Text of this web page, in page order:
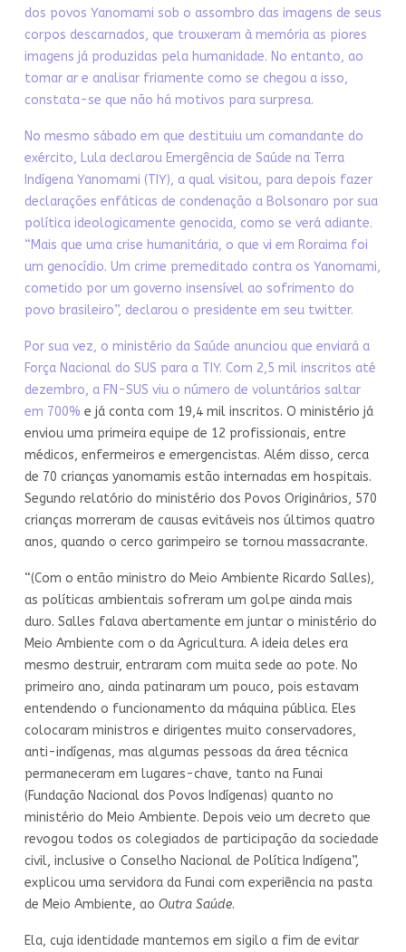
dos povos Yanomami sob o assombro das imagens de seus
corpos descarnados, que trouxeram à memória as piores
imagens já produzidas pela humanidade. No entanto, ao
tomar ar e analisar friamente como se chegou a isso,
constata-se que não há motivos para surpresa.
No mesmo sábado em que destituiu um comandante do
exército, Lula declarou Emergência de Saúde na Terra
Indígena Yanomami (TIY), a qual visitou, para depois fazer
declarações enfáticas de condenação a Bolsonaro por sua
política ideologicamente genocida, como se verá adiante.
“Mais que uma crise humanitária, o que vi em Roraima foi
um genocídio. Um crime premeditado contra os Yanomami,
cometido por um governo insensível ao sofrimento do
povo brasileiro”, declarou o presidente em seu twitter.
Por sua vez, o ministério da Saúde anunciou que enviará a
Força Nacional do SUS para a TIY. Com 2,5 mil inscritos até
dezembro, a FN-SUS viu o número de voluntários saltar
em 700% e já conta com 19,4 mil inscritos. O ministério já
enviou uma primeira equipe de 12 profissionais, entre
médicos, enfermeiros e emergencistas. Além disso, cerca
de 70 crianças yanomamis estão internadas em hospitais.
Segundo relatório do ministério dos Povos Originários, 570
crianças morreram de causas evitáveis nos últimos quatro
anos, quando o cerco garimpeiro se tornou massacrante.
“(Com o então ministro do Meio Ambiente Ricardo Salles),
as políticas ambientais sofreram um golpe ainda mais
duro. Salles falava abertamente em juntar o ministério do
Meio Ambiente com o da Agricultura. A ideia deles era
mesmo destruir, entraram com muita sede ao pote. No
primeiro ano, ainda patinaram um pouco, pois estavam
entendendo o funcionamento da máquina pública. Eles
colocaram ministros e dirigentes muito conservadores,
anti-indígenas, mas algumas pessoas da área técnica
permaneceram em lugares-chave, tanto na Funai
(Fundação Nacional dos Povos Indígenas) quanto no
ministério do Meio Ambiente. Depois veio um decreto que
revogou todos os colegiados de participação da sociedade
civil, inclusive o Conselho Nacional de Política Indígena”,
explicou uma servidora da Funai com experiência na pasta
de Meio Ambiente, ao Outra Saúde.
Ela, cuja identidade mantemos em sigilo a fim de evitar